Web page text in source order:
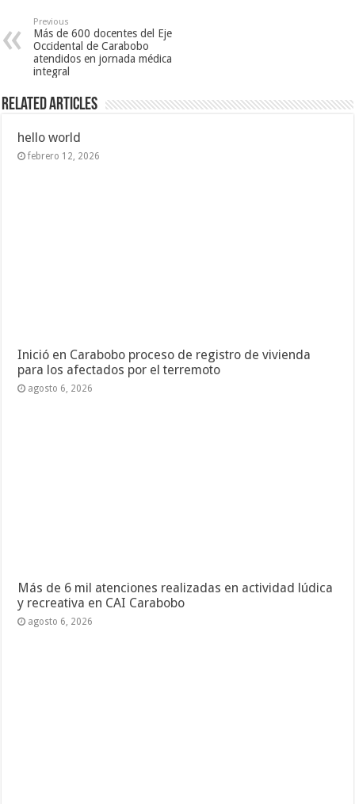
Previous
Más de 600 docentes del Eje
Occidental de Carabobo
atendidos en jornada médica
integral
Related Articles
hello world
febrero 12, 2026
Inició en Carabobo proceso de registro de vivienda
para los afectados por el terremoto
agosto 6, 2026
Más de 6 mil atenciones realizadas en actividad lúdica
y recreativa en CAI Carabobo
agosto 6, 2026